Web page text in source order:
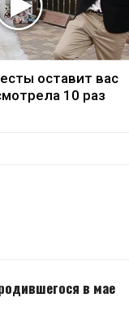
оставит вас
10 раз
в мае